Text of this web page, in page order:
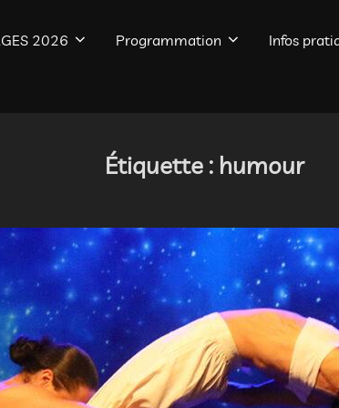
2026 Programmation Infos
Étiquette : humour